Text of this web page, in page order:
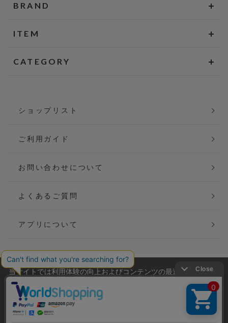
BRAND
ITEM
CATEGORY
ショップリスト
ご利用ガイド
お問い合わせについて
よくあるご質問
アプリについて
会社概要
ご利用規約
当サイトでは利用体験の向上およびコンテンツの最適な提供、ト
ラフィックの分析を目的としてCookieを使用しています。
サイトの閲覧を継続された場合、Cookieの利用に同意したことも
のといたします。
詳細については
をご確認ください。